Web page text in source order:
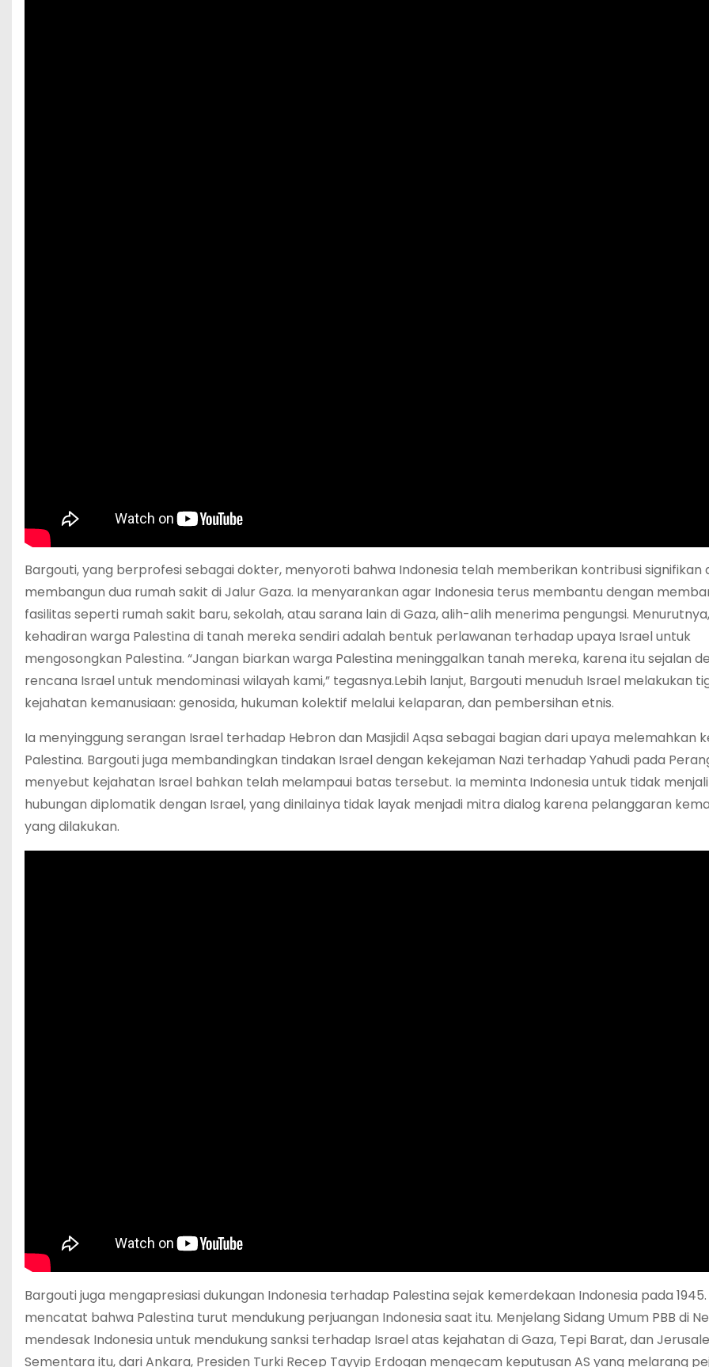
Bargouti, yang berprofesi sebagai dokter, menyoroti bahwa Indonesia telah memberikan kontribusi signifikan
membangun dua rumah sakit di Jalur Gaza. Ia menyarankan agar Indonesia terus membantu dengan
fasilitas seperti rumah sakit baru, sekolah, atau sarana lain di Gaza, alih-alih menerima pengungsi. Menurutnya,
kehadiran warga Palestina di tanah mereka sendiri adalah bentuk perlawanan terhadap upaya Israel untuk
mengosongkan Palestina. “Jangan biarkan warga Palestina meninggalkan tanah mereka, karena itu sejalan
rencana Israel untuk mendominasi wilayah kami,” tegasnya.Lebih lanjut, Bargouti menuduh Israel melakukan
kejahatan kemanusiaan: genosida, hukuman kolektif melalui kelaparan, dan pembersihan etnis.
Ia menyinggung serangan Israel terhadap Hebron dan Masjidil Aqsa sebagai bagian dari upaya melemahkan
Palestina. Bargouti juga membandingkan tindakan Israel dengan kekejaman Nazi terhadap Yahudi pada
menyebut kejahatan Israel bahkan telah melampaui batas tersebut. Ia meminta Indonesia untuk tidak
hubungan diplomatik dengan Israel, yang dinilainya tidak layak menjadi mitra dialog karena pelanggaran
yang dilakukan.
Bargouti juga mengapresiasi dukungan Indonesia terhadap Palestina sejak kemerdekaan Indonesia pada 1945.
mencatat bahwa Palestina turut mendukung perjuangan Indonesia saat itu. Menjelang Sidang Umum PBB di
mendesak Indonesia untuk mendukung sanksi terhadap Israel atas kejahatan di Gaza, Tepi Barat, dan
Sementara itu, dari Ankara, Presiden Turki Recep Tayyip Erdogan mengecam keputusan AS yang melarang